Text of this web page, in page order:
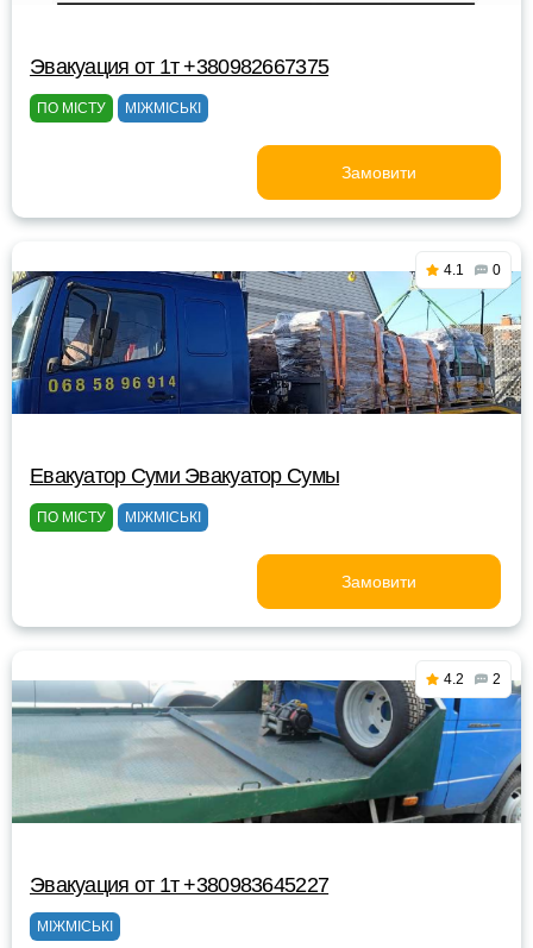
Эвакуация от 1т +380982667375
ПО МІСТУ МІЖМІСЬКІ
Замовити
4.1 0
Евакуатор Суми Эвакуатор Сумы
ПО МІСТУ МІЖМІСЬКІ
Замовити
4.2 2
Эвакуация от 1т +380983645227
МІЖМІСЬКІ